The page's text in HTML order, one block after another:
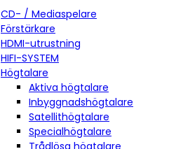
CD- / Mediaspelare
Förstärkare
HDMI-utrustning
HIFI-SYSTEM
Högtalare
Aktiva högtalare
Inbyggnadshögtalare
Satellithögtalare
Specialhögtalare
Trådlösa högtalare